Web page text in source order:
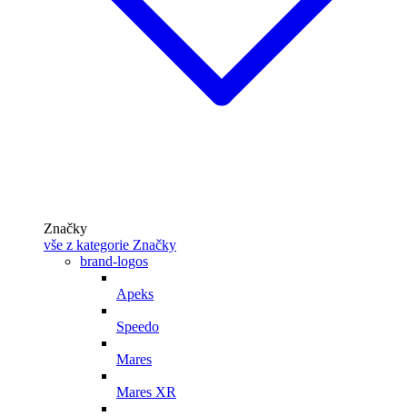
Značky
vše z kategorie Značky
brand-logos
Apeks
Speedo
Mares
Mares XR